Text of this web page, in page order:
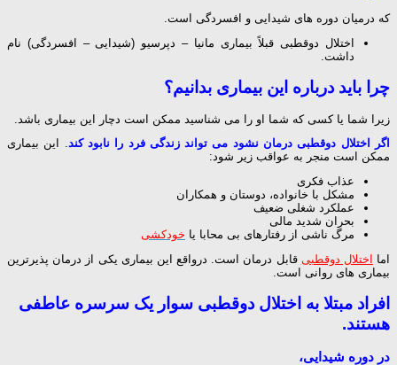
که درمیان دوره های شیدایی و افسردگی است.
اختلال دوقطبی قبلاً بیماری مانیا – دپرسیو (شیدایی – افسردگی) نام
داشت.
چرا باید درباره این بیماری بدانیم؟
زیرا شما یا کسی که شما او را می شناسید ممکن است دچار این بیماری باشد.
اگر اختلال دوقطبی درمان نشود می تواند زندگی فرد را نابود کند. این بیماری
ممکن است منجر به عواقب زیر شود:
عذاب فکری
مشکل با خانواده، دوستان و همکاران
عملکرد شغلی ضعیف
بحران شدید مالی
مرگ ناشی از رفتارهای بی محابا یا خودکشی
اما
اختلال دوقطبی قابل درمان است. درواقع این بیماری یکی از درمان پذیرترین
بیماری های روانی است.
افراد مبتلا به اختلال دوقطبی سوار یک سرسره عاطفی
هستند.
در دوره شیدایی،